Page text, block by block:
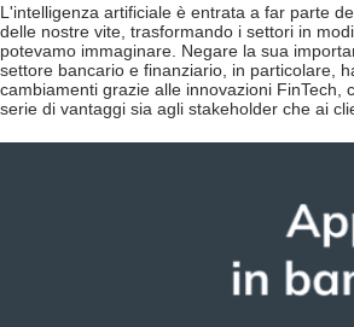
L'intelligenza artificiale è entrata a far parte
delle nostre vite, trasformando i settori in
potevamo immaginare. Negare la sua
settore bancario e finanziario, in particolare,
cambiamenti grazie alle innovazioni FinTech,
serie di vantaggi sia agli stakeholder che ai